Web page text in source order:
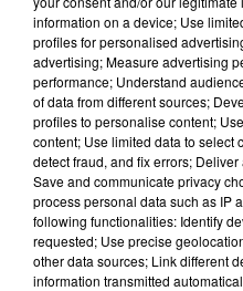
LA QUALITÉ DE
AMÉLIORÉE EN
information on a device; Use
profiles for personalised
advertising; Measure advertising
performance; Understand
of data from different sources;
profiles to personalise content;
content; Use limited data to select
detect fraud, and fix errors;
Save and communicate privacy
process personal data such as IP
following functionalities: Identify
requested; Use precise
other data sources; Link different
information transmitted